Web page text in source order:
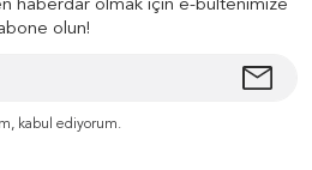
haberdar olmak için e-bültenimize
olun!
kabul ediyorum.